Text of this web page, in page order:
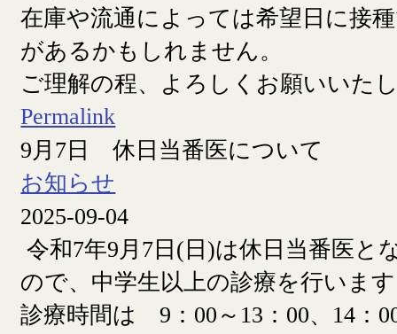
在庫や流通によっては希望日に接
があるかもしれません。
ご理解の程、よろしくお願いいた
Permalink
9月7日 休日当番医について
お知らせ
2025-09-04
令和7年9月7日(日)は休日当番医と
ので、中学生以上の診療を行います
診療時間は 9：00～13：00、14：